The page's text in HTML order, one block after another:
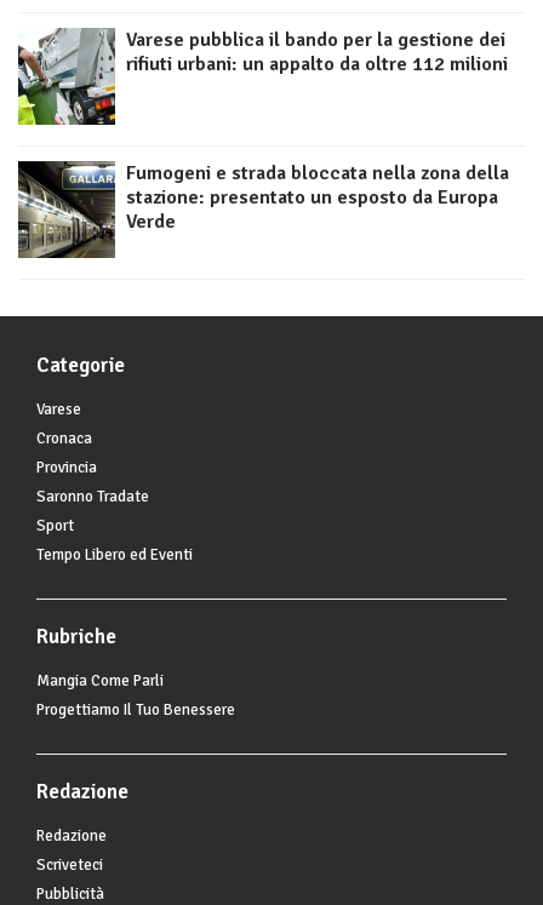
Varese pubblica il bando per la gestione dei
rifiuti urbani: un appalto da oltre 112 milioni
Fumogeni e strada bloccata nella zona della
stazione: presentato un esposto da Europa
Verde
Categorie
Varese
Cronaca
Provincia
Saronno Tradate
Sport
Tempo Libero ed Eventi
Rubriche
Mangia Come Parli
Progettiamo Il Tuo Benessere
Redazione
Redazione
Scriveteci
Pubblicità